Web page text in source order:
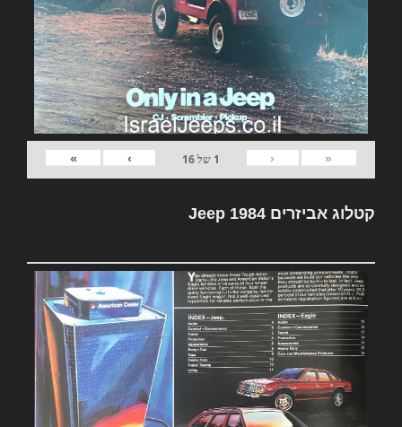
«
‹
1 של16
›
»
קטלוג אביזרים Jeep 1984